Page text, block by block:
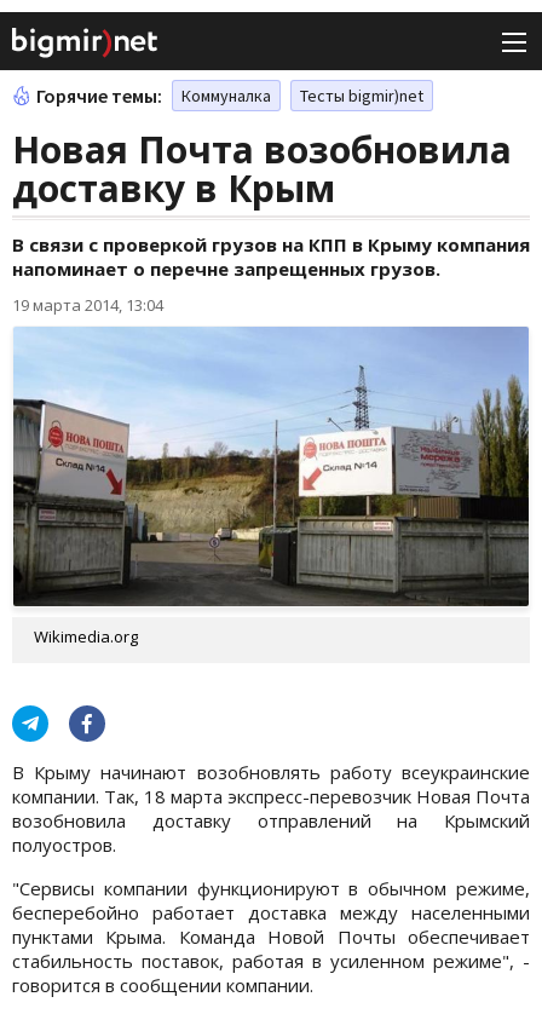
Горячие темы: Коммуналка Тесты bigmir)net
Новая Почта возобновила
доставку в Крым
В связи с проверкой грузов на КПП в Крыму компания
напоминает о перечне запрещенных грузов.
19 марта 2014, 13:04
Wikimedia.org
В Крыму начинают возобновлять работу всеукраинские
компании. Так, 18 марта экспресс-перевозчик Новая Почта
возобновила доставку отправлений на Крымский
полуостров.
"Сервисы компании функционируют в обычном режиме,
бесперебойно работает доставка между населенными
пунктами Крыма. Команда Новой Почты обеспечивает
стабильность поставок, работая в усиленном режиме", -
говорится в сообщении компании.